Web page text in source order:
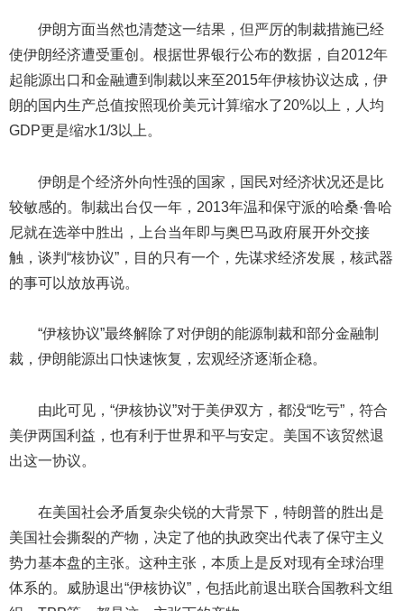
伊朗方面当然也清楚这一结果，但严厉的制裁措施已经
使伊朗经济遭受重创。根据世界银行公布的数据，自2012年
起能源出口和金融遭到制裁以来至2015年伊核协议达成，伊
朗的国内生产总值按照现价美元计算缩水了20%以上，人均
GDP更是缩水1/3以上。
伊朗是个经济外向性强的国家，国民对经济状况还是比
较敏感的。制裁出台仅一年，2013年温和保守派的哈桑·鲁哈
尼就在选举中胜出，上台当年即与奥巴马政府展开外交接
触，谈判“核协议”，目的只有一个，先谋求经济发展，核武器
的事可以放放再说。
“伊核协议”最终解除了对伊朗的能源制裁和部分金融制
裁，伊朗能源出口快速恢复，宏观经济逐渐企稳。
由此可见，“伊核协议”对于美伊双方，都没“吃亏”，符合
美伊两国利益，也有利于世界和平与安定。美国不该贸然退
出这一协议。
在美国社会矛盾复杂尖锐的大背景下，特朗普的胜出是
美国社会撕裂的产物，决定了他的执政突出代表了保守主义
势力基本盘的主张。这种主张，本质上是反对现有全球治理
体系的。威胁退出“伊核协议”，包括此前退出联合国教科文组